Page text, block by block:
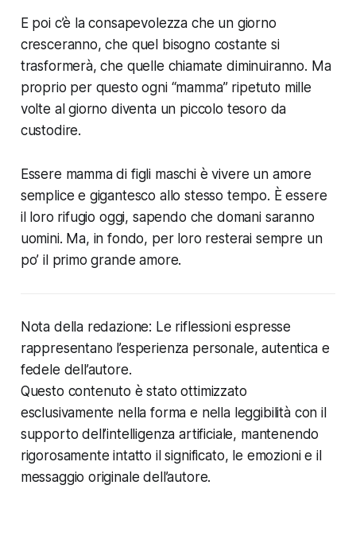
E poi c’è la consapevolezza che un giorno
cresceranno, che quel bisogno costante si
trasformerà, che quelle chiamate diminuiranno. Ma
proprio per questo ogni “mamma” ripetuto mille
volte al giorno diventa un piccolo tesoro da
custodire.
Essere mamma di figli maschi è vivere un amore
semplice e gigantesco allo stesso tempo. È essere
il loro rifugio oggi, sapendo che domani saranno
uomini. Ma, in fondo, per loro resterai sempre un
po’ il primo grande amore.
Nota della redazione: Le riflessioni espresse
rappresentano l’esperienza personale, autentica e
fedele dell’autore.
Questo contenuto è stato ottimizzato
esclusivamente nella forma e nella leggibilità con il
supporto dell’intelligenza artificiale, mantenendo
rigorosamente intatto il significato, le emozioni e il
messaggio originale dell’autore.